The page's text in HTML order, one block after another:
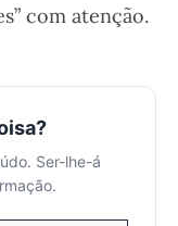
com atenção.
Ser-lhe-á